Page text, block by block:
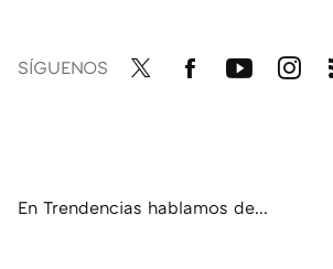
SÍGUENOS
En Trendencias hablamos de...